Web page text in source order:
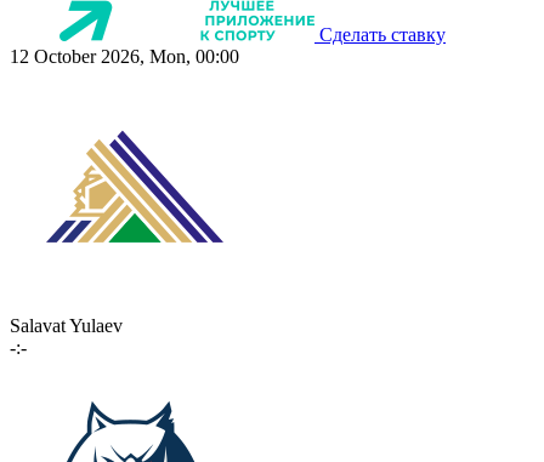
Сделать ставку
12 October 2026, Mon, 00:00
Salavat Yulaev
-:-